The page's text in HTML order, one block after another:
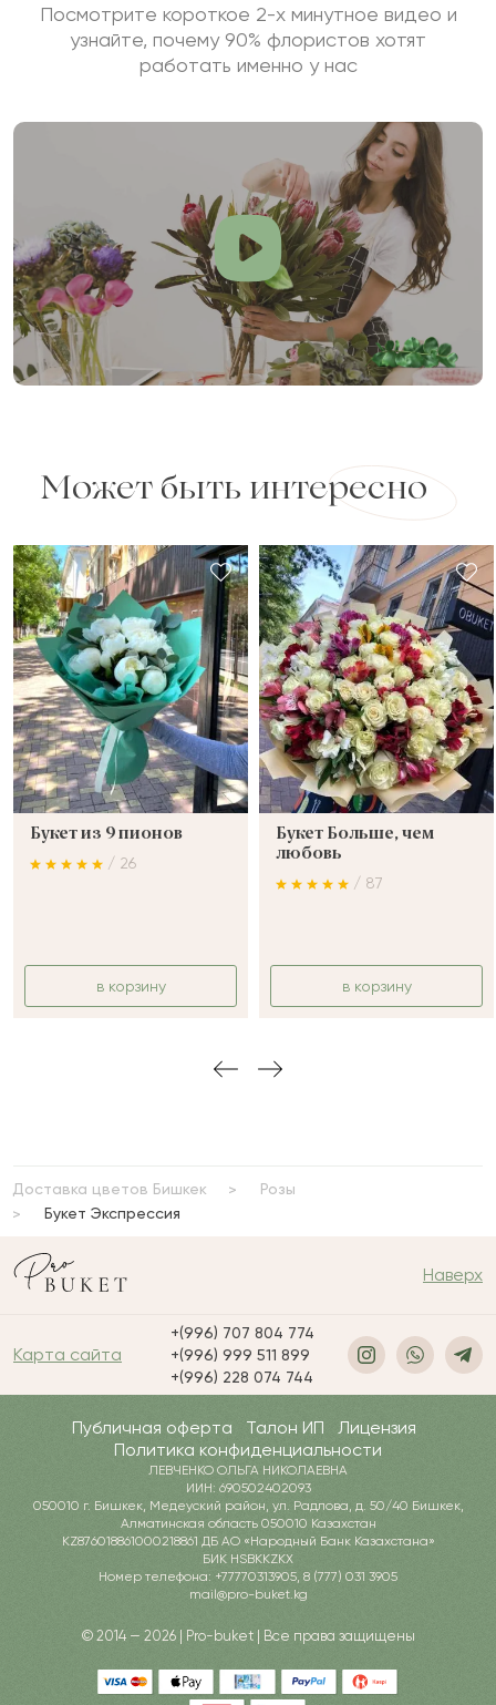
Посмотрите короткое 2-х минутное видео и
узнайте, почему 90% флористов хотят
работать именно у нас
Может быть интересно
Букет из 9 пионов
/ 26
в корзину
Букет Больше, чем
любовь
/ 87
в корзину
Доставка цветов Бишкек
Розы
Букет Экспрессия
Наверх
Карта сайта
+(996) 707 804 774
+(996) 999 511 899
+(996) 228 074 744
Публичная оферта Талон ИП
Лицензия
Политика конфиденциальности
ЛЕВЧЕНКО ОЛЬГА НИКОЛАЕВНА
ИИН: 690502402093
050010 г. Бишкек, Медеуский район, ул. Радлова, д. 50/40 Бишкек,
Алматинская область 050010 Казахстан
KZ876018861000218861 ДБ АО «Народный Банк Казахстана»
БИК HSBKKZKX
Номер телефона: +77770313905, 8 (777) 031 3905
mail@pro-buket.kg
© 2014 — 2026 | Pro-buket | Все права защищены